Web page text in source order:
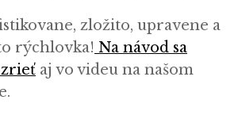
zložito, upravene a
rýchlovka! Na návod sa
aj vo videu na našom